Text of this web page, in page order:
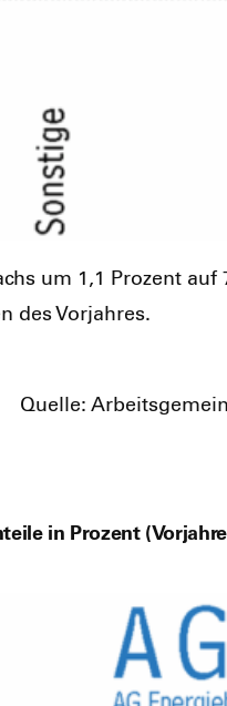
um 1,1 Pro­zent auf
des Vor­jah­res.
Quel­le:
in Prozent